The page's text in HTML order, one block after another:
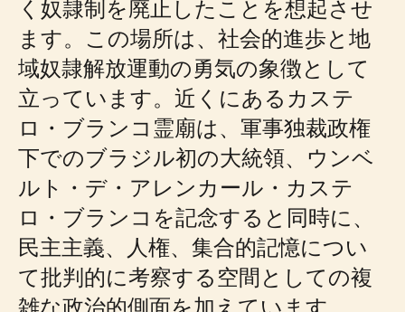
く奴隷制を廃止したことを想起させ
ます。この場所は、社会的進歩と地
域奴隷解放運動の勇気の象徴として
立っています。近くにあるカステ
ロ・ブランコ霊廟は、軍事独裁政権
下でのブラジル初の大統領、ウンベ
ルト・デ・アレンカール・カステ
ロ・ブランコを記念すると同時に、
民主主義、人権、集合的記憶につい
て批判的に考察する空間としての複